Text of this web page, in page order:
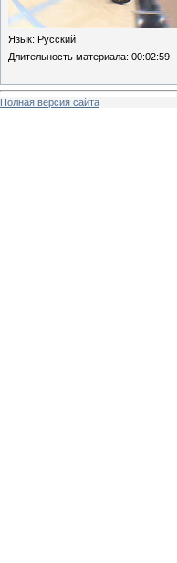
Язык: Русский
Длительность материала: 00:02:59
Полная версия сайта